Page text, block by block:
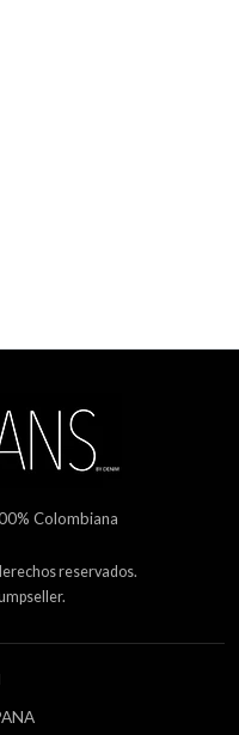
Colombiana
reservados.
.